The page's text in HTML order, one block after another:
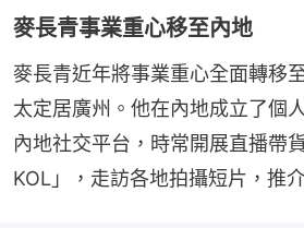
麥長青事業重心移至內地
麥長青近年將事業重心全面轉移
太定居廣州。他在內地成立了個
內地社交平台，時常開展直播帶
KOL」，走訪各地拍攝短片，推